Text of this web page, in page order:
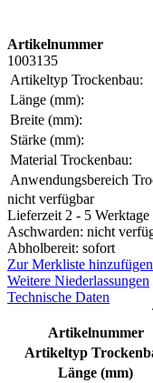
Artikelnummer
1003135
Artikeltyp Trockenbau:
Länge (mm):
Breite (mm):
Stärke (mm):
Material Trockenbau:
Anwendungsbereich
nicht verfügbar
Lieferzeit 2 - 5 Werktage
Aschwarden: nicht
Abholbereit: sofort
Zur Merkliste hinzufügen
Weitere Niederlassungen
Technische Daten
Artikelnummer
Artikeltyp
Länge (mm)